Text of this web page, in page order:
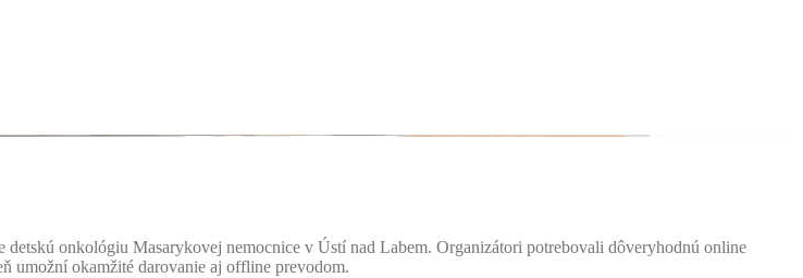
onkológiu Masarykovej nemocnice v Ústí nad Labem. Organizátori potrebovali dôveryhodnú online
umožní okamžité darovanie aj offline prevodom.